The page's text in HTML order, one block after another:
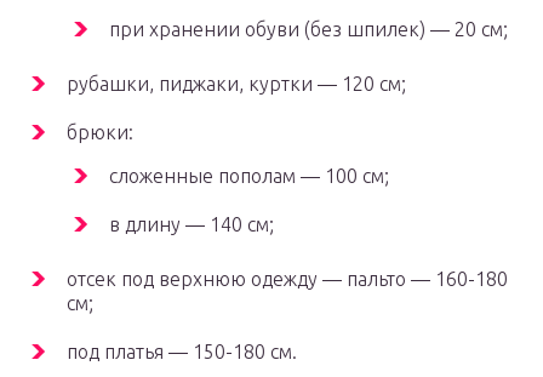
при хранении обуви (без шпилек) — 20 см;
рубашки, пиджаки, куртки — 120 см;
брюки:
сложенные пополам — 100 см;
в длину — 140 см;
отсек под верхнюю одежду — пальто — 160-180
см;
под платья — 150-180 см.